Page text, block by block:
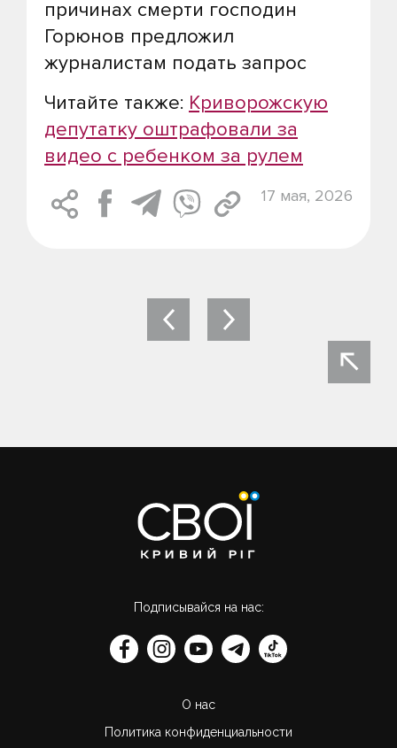
причинах смерти господин
Горюнов предложил
журналистам подать запрос
Читайте также: Криворожскую
депутатку оштрафовали за
видео с ребенком за рулем
17 мая, 2026
Навигация
О нас
Политика конфиденциальности
Подписывайся на нас: